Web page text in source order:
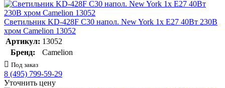
Светильник KD-428F С30 напол. New York 1х E27 40Вт 230В
хром Camelion 13052
Артикул: 13052
Бренд:
Camelion
Под заказ
8 (495) 799-59-29
Уточнить цену